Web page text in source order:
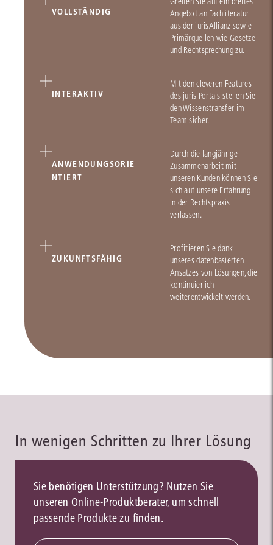
VOLLSTÄNDIG
Angebot an Fachliteratur
aus der jurisAllianz sowie
Primärquellen wie Gesetze
und Rechtsprechung zu.
INTERAKTIV
Mit den cleveren Features
des juris Portals stellen Sie
den Wissenstransfer im
Team sicher.
ANWENDUNGSORIE
NTIERT
Durch die langjährige
Zusammenarbeit mit
unseren Kunden können Sie
sich auf unsere Erfahrung
in der Rechtspraxis
verlassen.
ZUKUNFTSFÄHIG
Profitieren Sie dank
unseres datenbasierten
Ansatzes von Lösungen, die
kontinuierlich
weiterentwickelt werden.
In wenigen Schritten zu Ihrer Lösung
Sie benötigen Unterstützung? Nutzen Sie
unseren Online-Produktberater, um schnell
passende Produkte zu finden.